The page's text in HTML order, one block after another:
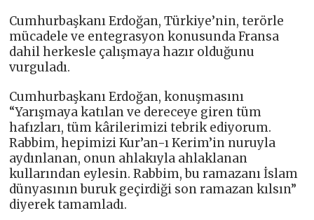
Cumhurbaşkanı Erdoğan, Türkiye’nin, terörle
mücadele ve entegrasyon konusunda Fransa
dahil herkesle çalışmaya hazır olduğunu
vurguladı.
Cumhurbaşkanı Erdoğan, konuşmasını
“Yarışmaya katılan ve dereceye giren tüm
hafızları, tüm kârilerimizi tebrik ediyorum.
Rabbim, hepimizi Kur’an-ı Kerim’in nuruyla
aydınlanan, onun ahlakıyla ahlaklanan
kullarından eylesin. Rabbim, bu ramazanı İslam
dünyasının buruk geçirdiği son ramazan kılsın”
diyerek tamamladı.